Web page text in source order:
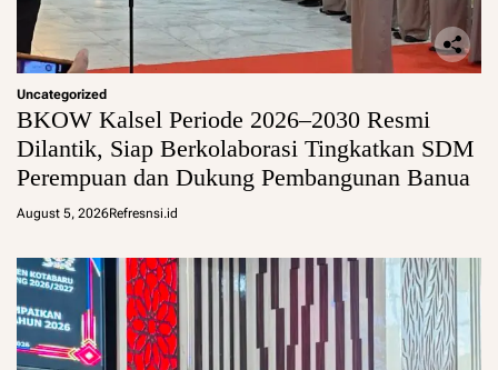
Uncategorized
BKOW Kalsel Periode 2026–2030 Resmi
Dilantik, Siap Berkolaborasi Tingkatkan SDM
Perempuan dan Dukung Pembangunan Banua
August 5, 2026Refresnsi.id